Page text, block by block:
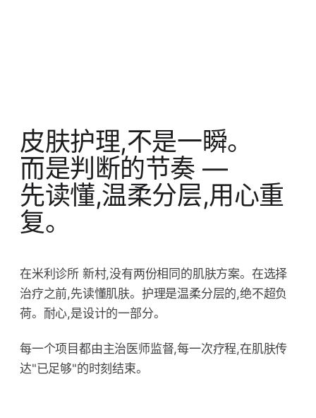
皮肤护理,不是一瞬。
而是判断的节奏 —
先读懂,温柔分层,用心重
复。
在米利诊所 新村,没有两份相同的肌肤方案。在选择
治疗之前,先读懂肌肤。护理是温柔分层的,绝不超负
荷。耐心,是设计的一部分。
每一个项目都由主治医师监督,每一次疗程,在肌肤传
达"已足够"的时刻结束。